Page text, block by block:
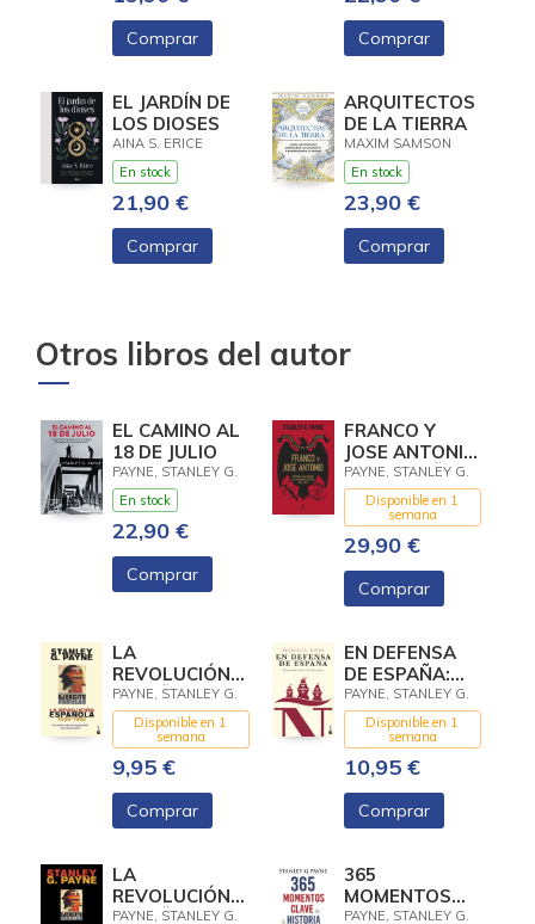
Comprar Comprar
EL JARDÍN DE
LOS DIOSES
AINA S. ERICE
En stock
21,90 €
Comprar
ARQUITECTOS
DE LA TIERRA
MAXIM SAMSON
En stock
23,90 €
Comprar
Otros libros del autor
EL CAMINO AL
18 DE JULIO
PAYNE, STANLEY G.
En stock
22,90 €
Comprar
FRANCO Y
JOSE ANTONIO.
EL EXTRAÑO
CASO DEL
FASCISMO
ESPAÑOL
PAYNE, STANLEY G.
Disponible en 1
semana
29,90 €
Comprar
LA
REVOLUCIÓN
ESPAÑOLA
(1936-1939)
PAYNE, STANLEY G.
Disponible en 1
semana
9,95 €
Comprar
EN DEFENSA
DE ESPAÑA:
DESMONTANDO
MITOS Y
LEYENDAS
NEGRAS
PAYNE, STANLEY G.
Disponible en 1
semana
10,95 €
Comprar
LA
REVOLUCIÓN
ESPAÑOLA
PAYNE, STANLEY G.
365
MOMENTOS
CLAVE DE LA
PAYNE, STANLEY G.